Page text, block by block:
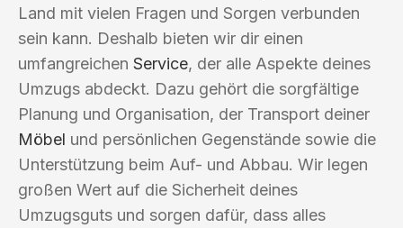
Land mit vielen Fragen und Sorgen verbunden
sein kann. Deshalb bieten wir dir einen
umfangreichen Service, der alle Aspekte deines
Umzugs abdeckt. Dazu gehört die sorgfältige
Planung und Organisation, der Transport deiner
Möbel und persönlichen Gegenstände sowie die
Unterstützung beim Auf- und Abbau. Wir legen
großen Wert auf die Sicherheit deines
Umzugsguts und sorgen dafür, dass alles